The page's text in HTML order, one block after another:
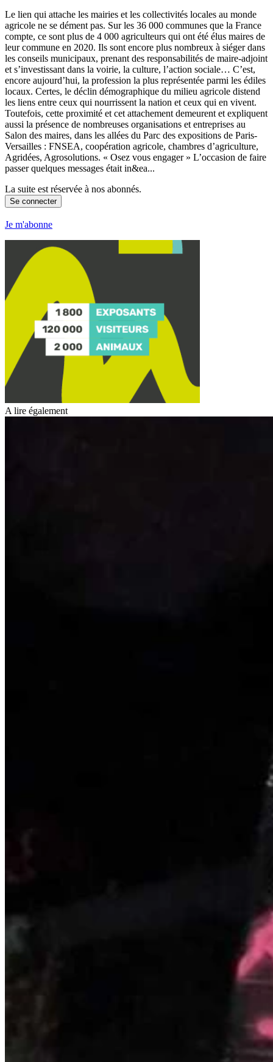
Le lien qui attache les mairies et les collectivités locales au monde
agricole ne se dément pas. Sur les 36 000 communes que la France
compte, ce sont plus de 4 000 agriculteurs qui ont été élus maires de
leur commune en 2020. Ils sont encore plus nombreux à siéger dans
les conseils municipaux, prenant des responsabilités de maire-adjoint
et s’investissant dans la voirie, la culture, l’action sociale… C’est,
encore aujourd’hui, la profession la plus représentée parmi les édiles
locaux. Certes, le déclin démographique du milieu agricole distend
les liens entre ceux qui nourrissent la nation et ceux qui en vivent.
Toutefois, cette proximité et cet attachement demeurent et expliquent
aussi la présence de nombreuses organisations et entreprises au
Salon des maires, dans les allées du Parc des expositions de Paris-
Versailles : FNSEA, coopération agricole, chambres d’agriculture,
Agridées, Agrosolutions. « Osez vous engager » L’occasion de faire
passer quelques messages était in&ea...
La suite est réservée à nos abonnés.
Se connecter
Je m'abonne
A lire également